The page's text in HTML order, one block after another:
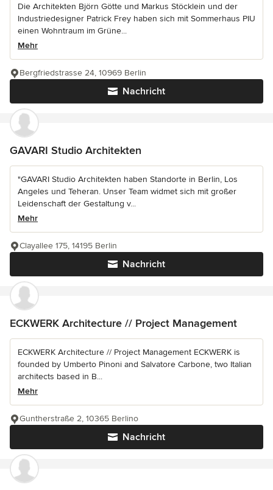
Die Architekten Björn Götte und Markus Stöcklein und der
Industriedesigner Patrick Frey haben sich mit Sommerhaus PIU
einen Wohntraum im Grüne...
Mehr
Nachricht
Bergfriedstrasse 24, 10969 Berlin
GAVARI Studio Architekten
"GAVARI Studio Architekten haben Standorte in Berlin, Los
Angeles und Teheran. Unser Team widmet sich mit großer
Leidenschaft der Gestaltung v...
Mehr
Nachricht
Clayallee 175, 14195 Berlin
ECKWERK Architecture // Project Management
ECKWERK Architecture // Project Management ECKWERK is
founded by Umberto Pinoni and Salvatore Carbone, two Italian
architects based in B...
Mehr
Nachricht
Guntherstraße 2, 10365 Berlino